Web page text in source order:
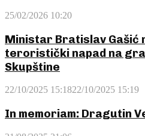
25/02/2026 10:20
Ministar Bratislav Gašić
teroristički napad na
Skupštine
22/10/2025 15:1822/10/2025 15:19
In memoriam: Dragutin